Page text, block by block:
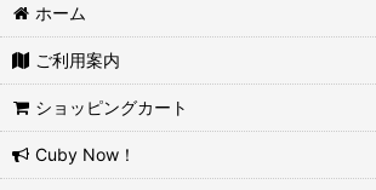
ホーム
ご利用案内
ショッピングカート
Cuby Now！